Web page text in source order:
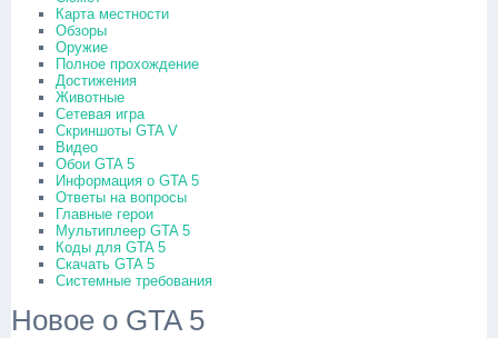
Карта местности
Обзоры
Оружие
Полное прохождение
Достижения
Животные
Сетевая игра
Скриншоты GTA V
Видео
Обои GTA 5
Информация о GTA 5
Ответы на вопросы
Главные герои
Мультиплеер GTA 5
Коды для GTA 5
Скачать GTA 5
Системные требования
Новое о GTA 5